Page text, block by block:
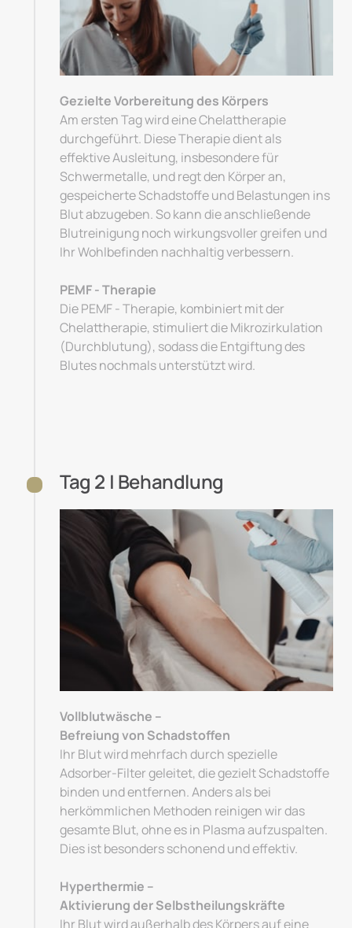
Gezielte Vorbereitung des Körpers
Am ersten Tag wird eine Chelattherapie
durchgeführt. Diese Therapie dient als
effektive Ausleitung, insbesondere für
Schwermetalle, und regt den Körper an,
gespeicherte Schadstoffe und Belastungen ins
Blut abzugeben. So kann die anschließende
Blutreinigung noch wirkungsvoller greifen und
Ihr Wohlbefinden nachhaltig verbessern.
PEMF - Therapie
Die PEMF - Therapie, kombiniert mit der
Chelattherapie, stimuliert die Mikrozirkulation
(Durchblutung), sodass die Entgiftung des
Blutes nochmals unterstützt wird.
Tag 2 | Behandlung
Vollblutwäsche –
Befreiung von Schadstoffen
Ihr Blut wird mehrfach durch spezielle
Adsorber-Filter geleitet, die gezielt Schadstoffe
binden und entfernen. Anders als bei
herkömmlichen Methoden reinigen wir das
gesamte Blut, ohne es in Plasma aufzuspalten.
Dies ist besonders schonend und effektiv.
Hyperthermie –
Aktivierung der Selbstheilungskräfte
Ihr Blut wird außerhalb des Körpers auf eine